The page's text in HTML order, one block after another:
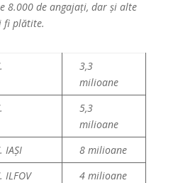
8.000 de angajați, dar și alte
fi plătite.
3,3
milioane
5,3
milioane
IAȘI
8 milioane
ILFOV 4 milioane